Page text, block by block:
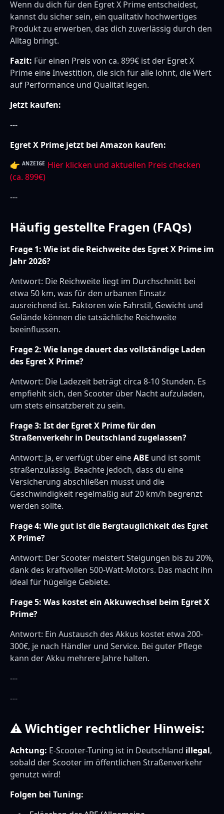
Wenn du dich für den Egret X Prime entscheidest,
kannst du sicher sein, ein qualitativ hochwertiges
Produkt zu erwerben, das dich zuverlässig durch den
Alltag bringt.
Fazit: Für einen Preis von ca. 899€ ist der Egret X
Prime eine Investition, die sich für alle lohnt, die Wert
auf Performance und Qualität legen.
Jetzt kaufen:
---
Egret X Prime jetzt bei Amazon kaufen:
👉 ANZEIGE Hier klicken und aktuellen Preis checken
(ca. 899€)
---
Häufig gestellte Fragen (FAQs)
Frage 1: Wie ist die Reichweite des Egret X Prime im
Jahr 2026?
Antwort: Die Reichweite liegt im Durchschnitt bei
etwa 50 km, was für den urbanen Einsatz
ausreichend ist. Faktoren wie Fahrstil, Gewicht und
Gelände können die tatsächliche Reichweite
beeinflussen.
Frage 2: Wie lange dauert das vollständige Laden
des Egret X Prime?
Antwort: Die Ladezeit beträgt circa 8-10 Stunden. Es
empfiehlt sich, den Scooter über Nacht aufzuladen,
um stets einsatzbereit zu sein.
Frage 3: Ist der Egret X Prime für den
Straßenverkehr in Deutschland zugelassen?
Antwort: Ja, er verfügt über eineABE und ist somit
straßenzulässig. Beachte jedoch, dass du eine
Versicherung abschließen musst und die
Geschwindigkeit regelmäßig auf 20 km/h begrenzt
werden sollte.
Frage 4: Wie gut ist die Bergtauglichkeit des Egret
X Prime?
Antwort: Der Scooter meistert Steigungen bis zu 20%,
dank des kraftvollen 500-Watt-Motors. Das macht ihn
ideal für hügelige Gebiete.
Frage 5: Was kostet ein Akkuwechsel beim Egret X
Prime?
Antwort: Ein Austausch des Akkus kostet etwa 200-
300€, je nach Händler und Service. Bei guter Pflege
kann der Akku mehrere Jahre halten.
---
---
⚠ Wichtiger rechtlicher Hinweis:
Achtung: E-Scooter-Tuning ist in Deutschland illegal,
sobald der Scooter im öffentlichen Straßenverkehr
genutzt wird!
Folgen bei Tuning: